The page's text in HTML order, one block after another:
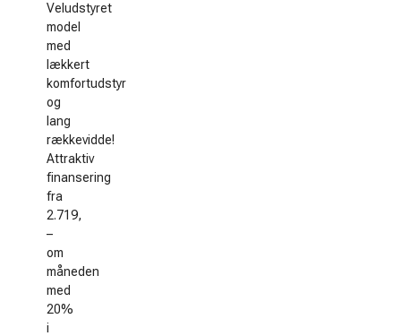
Veludstyret
model
med
lækkert
komfortudstyr
og
lang
rækkevidde!
Attraktiv
finansering
fra
2.719,
–
om
måneden
med
20%
i